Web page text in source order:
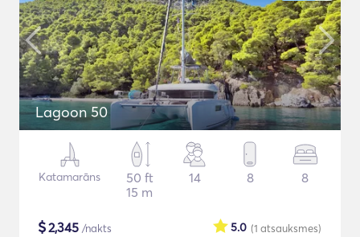
Lagoon 50
Katamarāns
50 ft
15 m
14 8 8
$2,345 /nakts (1 atsauksmes)
5.0